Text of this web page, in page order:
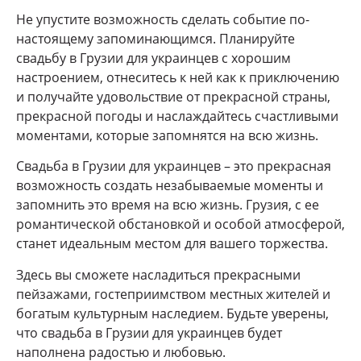
Не упустите возможность сделать событие по-
настоящему запоминающимся. Планируйте
свадьбу в Грузии для украинцев с хорошим
настроением, отнеситесь к ней как к приключению
и получайте удовольствие от прекрасной страны,
прекрасной погоды и наслаждайтесь счастливыми
моментами, которые запомнятся на всю жизнь.
Свадьба в Грузии для украинцев – это прекрасная
возможность создать незабываемые моменты и
запомнить это время на всю жизнь. Грузия, с ее
романтической обстановкой и особой атмосферой,
станет идеальным местом для вашего торжества.
Здесь вы сможете насладиться прекрасными
пейзажами, гостеприимством местных жителей и
богатым культурным наследием. Будьте уверены,
что свадьба в Грузии для украинцев будет
наполнена радостью и любовью.